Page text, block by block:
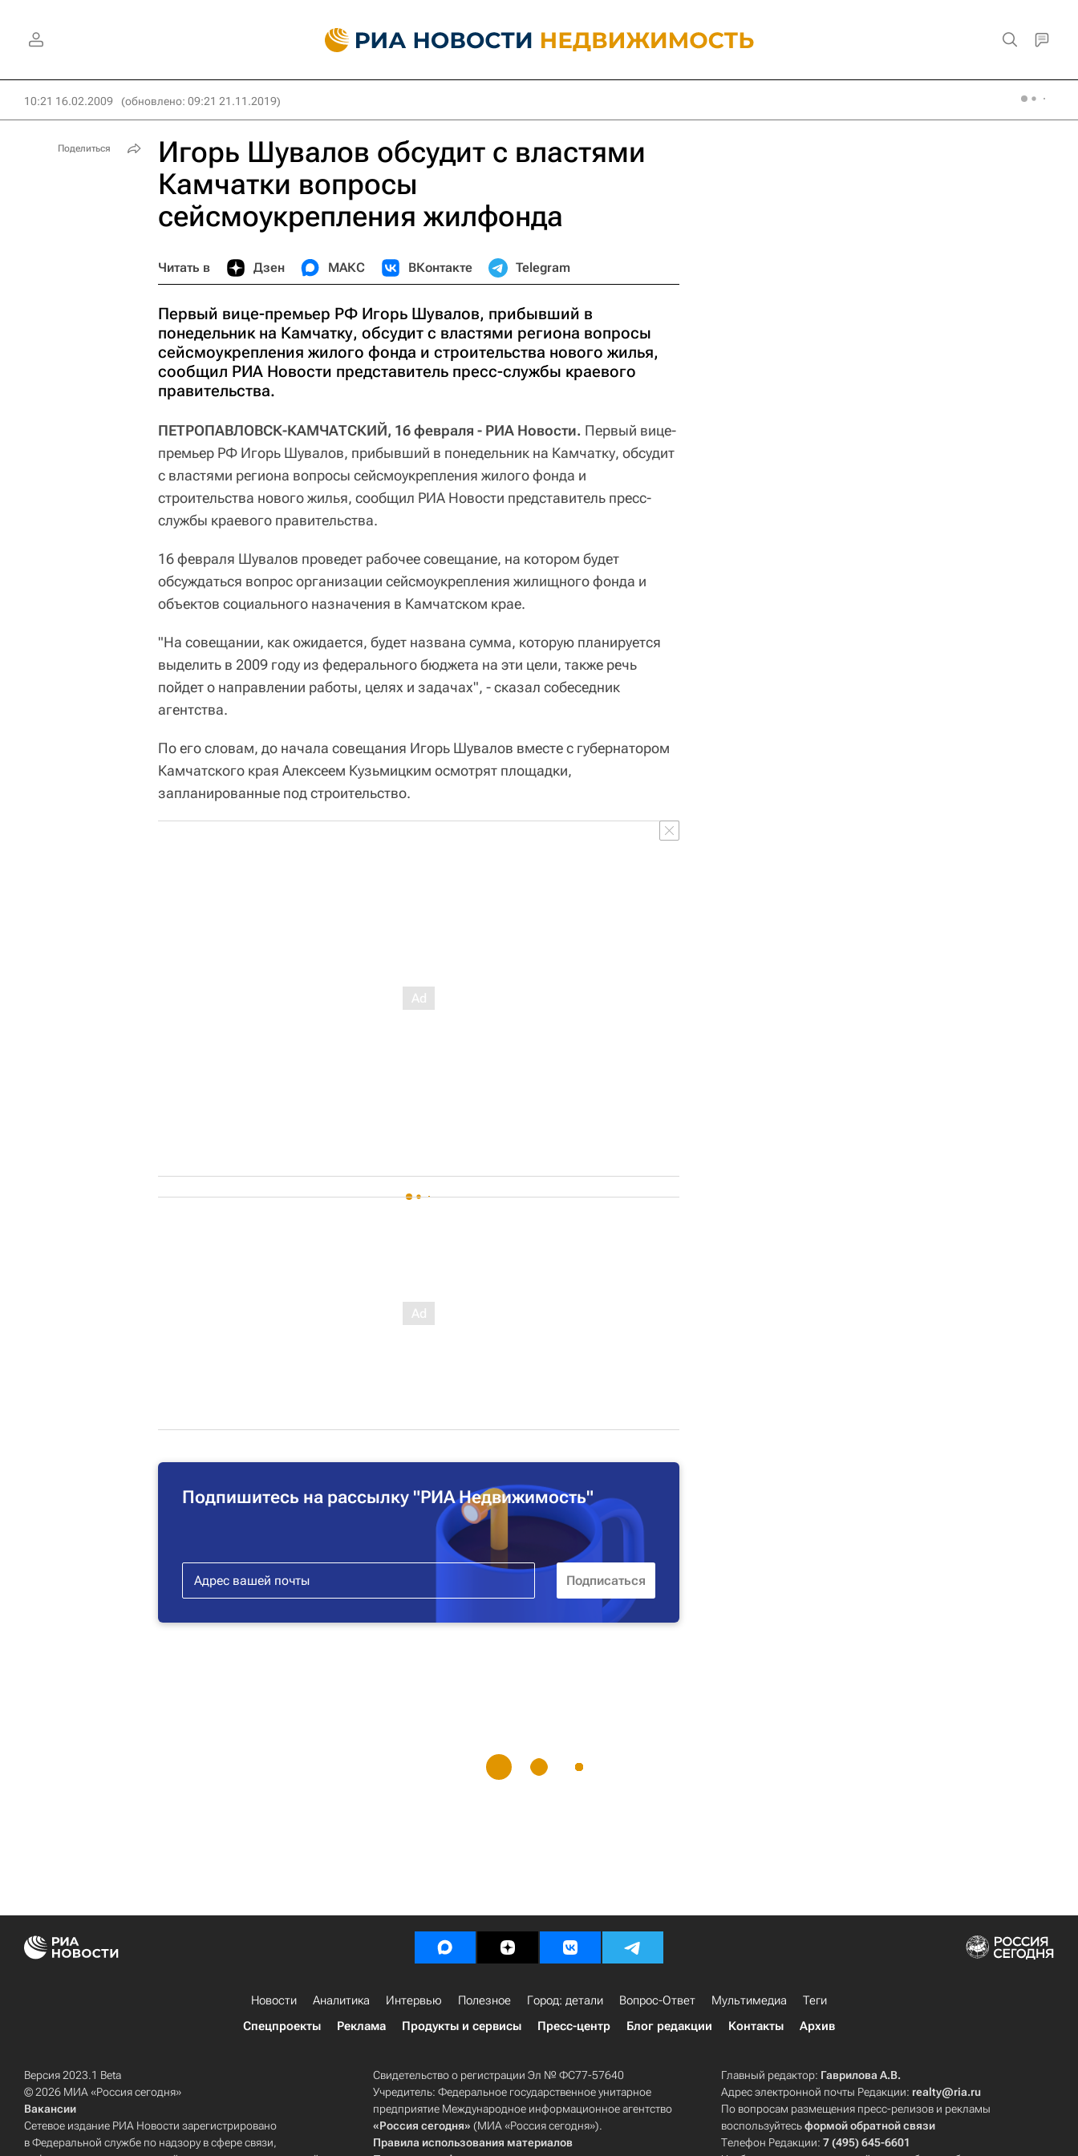
10:21 16.02.2009 (обновлено: 09:21 21.11.2019)
Игорь Шувалов обсудит с властями
Камчатки вопросы
сейсмоукрепления жилфонда
Читать в Дзен МАКС ВКонтакте Telegram
Первый вице-премьер РФ Игорь Шувалов, прибывший в
понедельник на Камчатку, обсудит с властями региона вопросы
сейсмоукрепления жилого фонда и строительства нового жилья,
сообщил РИА Новости представитель пресс-службы краевого
правительства.
ПЕТРОПАВЛОВСК-КАМЧАТСКИЙ, 16 февраля - РИА Новости. Первый вице-
премьер РФ Игорь Шувалов, прибывший в понедельник на Камчатку, обсудит
с властями региона вопросы сейсмоукрепления жилого фонда и
строительства нового жилья, сообщил РИА Новости представитель пресс-
службы краевого правительства.
16 февраля Шувалов проведет рабочее совещание, на котором будет
обсуждаться вопрос организации сейсмоукрепления жилищного фонда и
объектов социального назначения в Камчатском крае.
"На совещании, как ожидается, будет названа сумма, которую планируется
выделить в 2009 году из федерального бюджета на эти цели, также речь
пойдет о направлении работы, целях и задачах", - сказал собеседник
агентства.
По его словам, до начала совещания Игорь Шувалов вместе с губернатором
Камчатского края Алексеем Кузьмицким осмотрят площадки,
запланированные под строительство.
Подпишитесь на рассылку "РИА Недвижимость"
Поделиться
Новости Аналитика Интервью Полезное Город: детали Вопрос-Ответ Мультимедиа
Теги
Спецпроекты
Реклама Продукты и сервисы Пресс-центр Блог редакции Контакты Архив
Версия 2023.1 Beta
© 2026 МИА «Россия сегодня»
Вакансии
Сетевое издание РИА Новости зарегистрировано
в Федеральной службе по надзору в сфере связи,
Свидетельство о регистрации Эл № ФС77-57640
Учредитель: Федеральное государственное унитарное
предприятие Международное информационное агентство
«Россия сегодня» (МИА «Россия сегодня»).
Правила использования материалов
Главный редактор: Гаврилова А.В.
Адрес электронной почты Редакции: realty@ria.ru
По вопросам размещения пресс-релизов и рекламы
воспользуйтесьформой обратной связи
Телефон Редакции:7 (495) 645-6601